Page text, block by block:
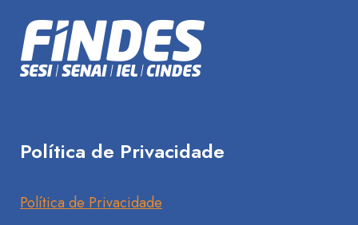
Política de Privacidade
Política de Privacidade